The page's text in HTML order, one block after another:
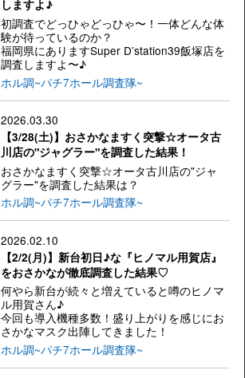
しますよ♪
初調査でどっひゃどっひゃ〜！一体どんな体
験が待っているのか？
福岡県にありますSuper D’station39飯塚店を
調査しますよ〜♪
ホル調~パチ7ホール調査隊~
2026.03.30
【3/28(土)】おさかなますく突撃☆オータ古
川店の"ジャグラー"を調査した結果！
おさかなますく突撃☆オータ古川店の"ジャ
グラー"を調査した結果は？
ホル調~パチ7ホール調査隊~
2026.02.10
【2/2(月)】新台初日♪な『ヒノマル用賀店』
をおさかなが徹底調査した結果♡
何やら新台が続々と増えていると噂のヒノマ
ル用賀さん♪
今回も導入機種多数！盛り上がりを感じにお
さかなマスク出陣してきました！
ホル調~パチ7ホール調査隊~